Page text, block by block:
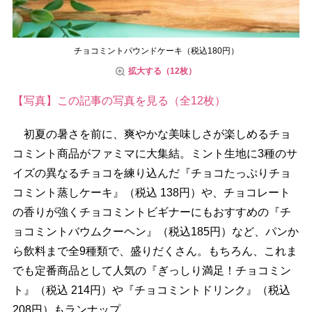
チョコミントパウンドケーキ（税込180円）
拡大する（12枚）
【写真】この記事の写真を見る（全12枚）
初夏の暑さを前に、爽やかな美味しさが楽しめるチョ
コミント商品がファミマに大集結。ミント生地に3種のサ
イズの異なるチョコを練り込んだ『チョコたっぷりチョ
コミント蒸しケーキ』（税込 138円）や、チョコレート
の香りが強くチョコミントビギナーにもおすすめの『チ
ョコミントバウムクーヘン』（税込185円）など、パンか
ら飲料まで全9種類で、盛りだくさん。もちろん、これま
でも定番商品として人気の『ぎっしり満足！チョコミン
ト』（税込 214円）や『チョコミントドリンク』（税込